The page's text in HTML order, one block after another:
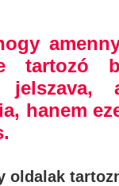
tartozó
jelszava,
hanem
oldalak